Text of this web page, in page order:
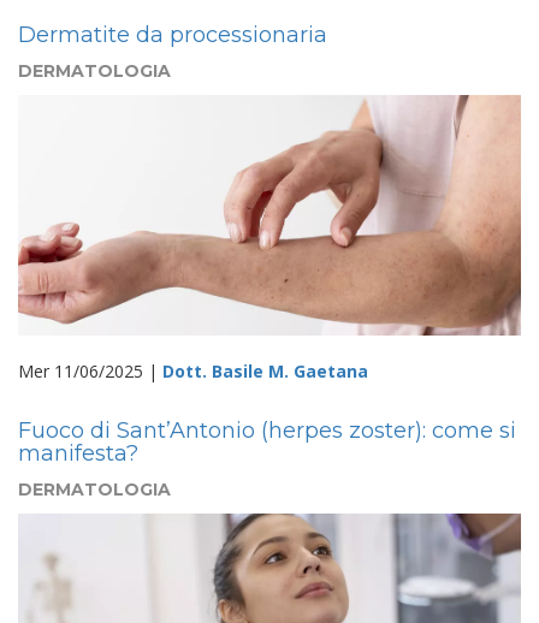
Dermatite da processionaria
DERMATOLOGIA
Mer 11/06/2025 | Dott. Basile M. Gaetana
Fuoco di Sant’Antonio (herpes zoster): come si
manifesta?
DERMATOLOGIA